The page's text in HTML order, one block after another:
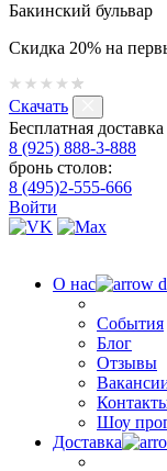
Бакинский бульвар
Скидка 20% на
Скачать
Бесплатная
8 (925) 888-3-888
бронь столов:
8 (495)2-555-666
Войти
О нас
События
Блог
Отзывы
Шоу
Доставка